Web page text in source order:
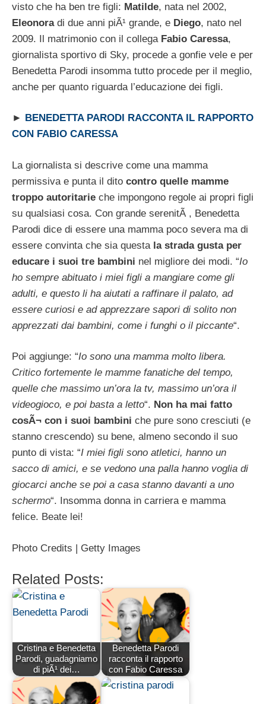
visto che ha ben tre figli: Matilde, nata nel 2002,
Eleonoradi due anni piÃ¹ grande, e Diego, nato nel
2009. Il matrimonio con il collega Fabio Caressa,
giornalista sportivo di Sky, procede a gonfie vele e per
Benedetta Parodi insomma tutto procede per il meglio,
anche per quanto riguarda l’educazione dei figli.
► BENEDETTA PARODI RACCONTA IL RAPPORTO
CON FABIO CARESSA
La giornalista si descrive come una mamma
permissiva e punta il dito contro quelle mamme
troppo autoritarie che impongono regole ai propri figli
su qualsiasi cosa. Con grande serenitÃ , Benedetta
Parodi dice di essere una mamma poco severa ma di
essere convinta che sia questa la strada gusta per
educare i suoi tre bambini nel migliore dei modi. “Io
ho sempre abituato i miei figli a mangiare come gli
adulti, e questo li ha aiutati a raffinare il palato, ad
essere curiosi e ad apprezzare sapori di solito non
apprezzati dai bambini, come i funghi o il piccante“.
Poi aggiunge: “Io sono una mamma molto libera.
Critico fortemente le mamme fanatiche del tempo,
quelle che massimo un’ora la tv, massimo un’ora il
videogioco, e poi basta a letto“. Non ha mai fatto
cosÃ¬ con i suoi bambini che pure sono cresciuti (e
stanno crescendo) su bene, almeno secondo il suo
punto di vista: “I miei figli sono atletici, hanno un
sacco di amici, e se vedono una palla hanno voglia di
giocarci anche se poi a casa stanno davanti a uno
schermo“. Insomma donna in carriera e mamma
felice. Beate lei!
Photo Credits | Getty Images
Related Posts:
Cristina e Benedetta
Parodi, guadagniamo
di piÃ¹ dei…
Benedetta Parodi
racconta il rapporto
con Fabio Caressa